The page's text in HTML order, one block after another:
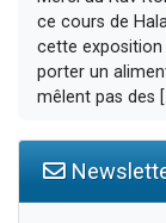
ce cours de
cette exposition
porter un
mêlent pas des